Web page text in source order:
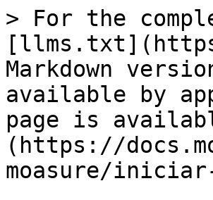
> For the
Markdown
available by
page is
(https://
moasure/